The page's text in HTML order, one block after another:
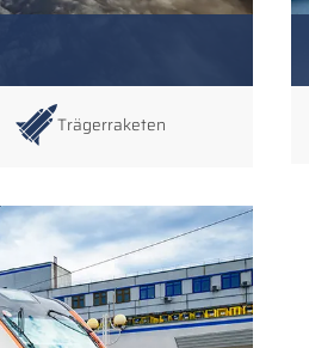
Trägerraketen